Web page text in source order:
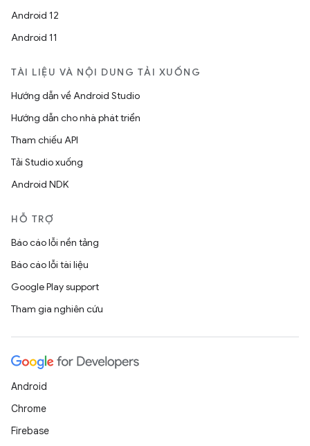
Android 12
Android 11
TÀI LIỆU VÀ NỘI DUNG TẢI XUỐNG
Hướng dẫn về Android Studio
Hướng dẫn cho nhà phát triển
Tham chiếu API
Tải Studio xuống
Android NDK
HỖ TRỢ
Báo cáo lỗi nền tảng
Báo cáo lỗi tài liệu
Google Play support
Tham gia nghiên cứu
Android
Chrome
Firebase